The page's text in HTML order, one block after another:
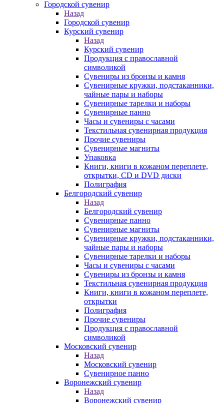
Городской сувенир
Назад
Городской сувенир
Курский сувенир
Назад
Курский сувенир
Продукция с православной
символикой
Сувениры из бронзы и камня
Сувенирные кружки, подстаканники,
чайные пары и наборы
Сувенирные тарелки и наборы
Сувенирные панно
Часы и сувениры с часами
Текстильная сувенирная продукция
Прочие сувениры
Сувенирные магниты
Упаковка
Книги, книги в кожаном переплете,
открытки, CD и DVD диски
Полиграфия
Белгородский сувенир
Назад
Белгородский сувенир
Сувенирные панно
Сувенирные магниты
Сувенирные кружки, подстаканники,
чайные пары и наборы
Сувенирные тарелки и наборы
Часы и сувениры с часами
Сувениры из бронзы и камня
Текстильная сувенирная продукция
Книги, книги в кожаном переплете,
открытки
Полиграфия
Прочие сувениры
Продукция с православной
символикой
Московский сувенир
Назад
Московский сувенир
Сувенирное панно
Воронежский сувенир
Назад
Воронежский сувенир